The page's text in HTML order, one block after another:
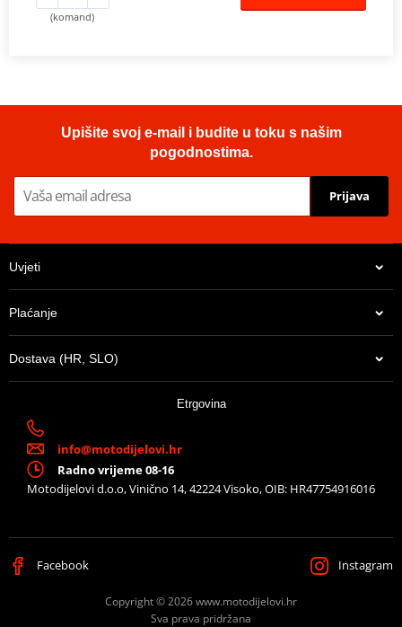
(komand)
Upišite svoj e-mail i budite u toku s našim
pogodnostima.
Prijava
Uvjeti
Plaćanje
Dostava (HR, SLO)
Etrgovina
info@motodijelovi.hr
Radno vrijeme 08-16
Motodijelovi d.o.o, Vinično 14, 42224 Visoko, OIB: HR47754916016
Facebook Instagram
Copyright © 2026 www.motodijelovi.hr
Sva prava pridržana